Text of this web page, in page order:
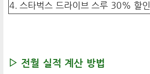
4. 스타벅스 드라이브 스루 30% 할인
▷ 전월 실적 계산 방법